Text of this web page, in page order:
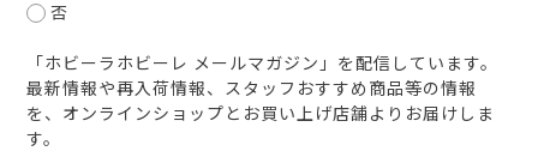
否
「ホビーラホビーレ メールマガジン」を配信しています。
最新情報や再入荷情報、スタッフおすすめ商品等の情報
を、オンラインショップとお買い上げ店舗よりお届けしま
す。